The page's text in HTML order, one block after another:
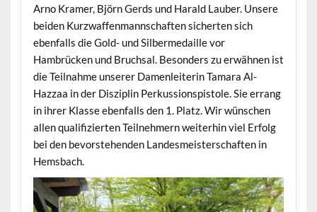
Arno Kramer, Björn Gerds und Harald Lauber. Unsere
beiden Kurzwaffenmannschaften sicherten sich
ebenfalls die Gold- und Silbermedaille vor
Hambrücken und Bruchsal. Besonders zu erwähnen ist
die Teilnahme unserer Damenleiterin Tamara Al-
Hazzaa in der Disziplin Perkussionspistole. Sie errang
in ihrer Klasse ebenfalls den 1. Platz. Wir wünschen
allen qualifizierten Teilnehmern weiterhin viel Erfolg
bei den bevorstehenden Landesmeisterschaften in
Hemsbach.